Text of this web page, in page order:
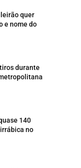
quer
e nome do
durante
140
no